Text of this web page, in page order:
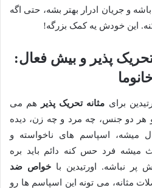
و جریان ادرار بهتر بشه، حتی اگه
این خودش یه کمک بزرگه!
پذیر و بیش فعال:
برای مثانه تحریک پذیر
هم می
هر دو جنس، چه مرد و چه زن، دیده
میشه، اسپاسم های ناخواسته و
میشه فرد حس کنه دائم باید بره
پر نباشه. اورتیدین با خواص ضد
مثانه، می تونه این اسپاسم ها رو